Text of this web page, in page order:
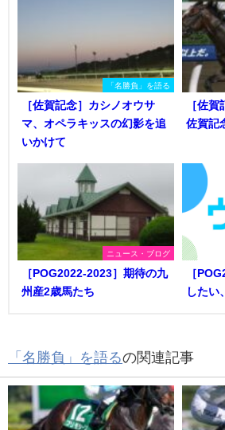
「名勝負」を語る
［佐賀記念］カシノオウサ
マ、オペラキッスの幻影を追
いかけて
［佐賀
佐賀記
ニュース・ブログ
［POG2022-2023］期待の九
州産2歳馬たち
［
したい
「名勝負」を語るの関連記事